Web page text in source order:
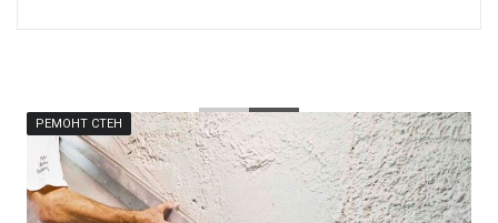
РЕМОНТ СТЕН